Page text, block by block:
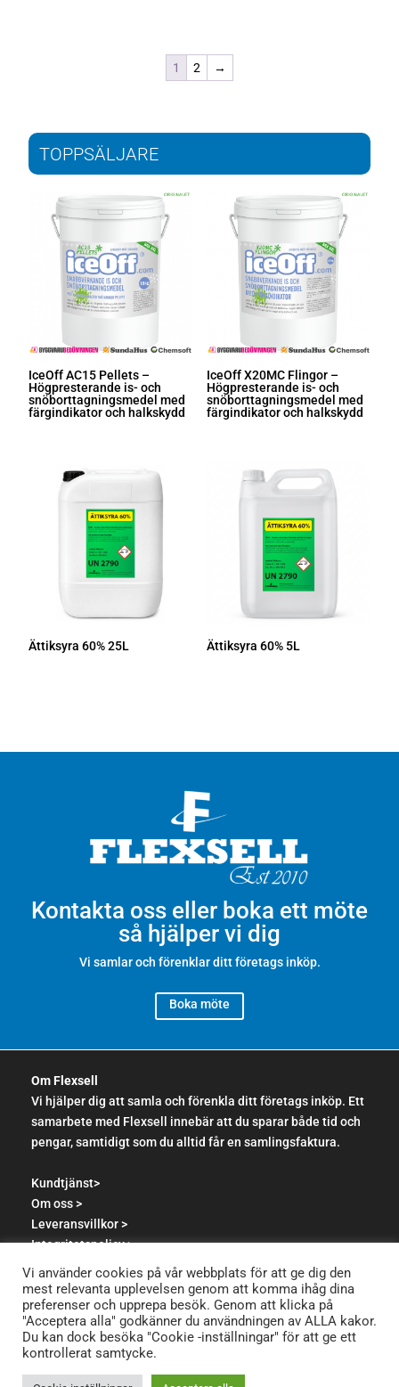
1 2 →
TOPPSÄLJARE
IceOff AC15 Pellets –
Högpresterande is- och
snöborttagningsmedel med
färgindikator och halkskydd
IceOff X20MC Flingor –
Högpresterande is- och
snöborttagningsmedel med
färgindikator och halkskydd
Ättiksyra 60% 25L Ättiksyra 60% 5L
Kontakta oss eller boka ett möte
så hjälper vi dig
Vi samlar och förenklar ditt företags inköp.
Boka möte
Om Flexsell
Vi hjälper dig att samla och förenkla ditt företags inköp. Ett
samarbete med Flexsell innebär att du sparar både tid och
pengar, samtidigt som du alltid får en samlingsfaktura.
Kundtjänst>
Om oss >
Leveransvillkor >
Integritetspolicy >
Återförsäljare >
Nyhetsbrev
Vi använder cookies på vår webbplats för att ge dig den
mest relevanta upplevelsen genom att komma ihåg dina
preferenser och upprepa besök. Genom att klicka på
"Acceptera alla" godkänner du användningen av ALLA kakor.
Du kan dock besöka "Cookie -inställningar" för att ge ett
kontrollerat samtycke.